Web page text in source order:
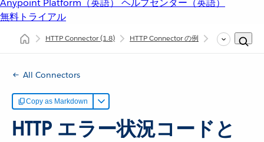
Anypoint Platform（英語） ヘルプセンター（英語）
無料トライアル
HTTP Connector(1.8) HTTP Connector の例 HTTP エラー
All Connectors
Copy as Markdown
HTTP エラー状況コードと